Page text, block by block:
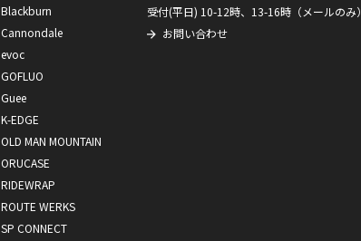
Blackburn
Cannondale
evoc
GOFLUO
Guee
K-EDGE
OLD MAN MOUNTAIN
ORUCASE
RIDEWRAP
ROUTE WERKS
SP CONNECT
受付(平日) 10-12時、13-16時（メールのみ）
お問い合わせ